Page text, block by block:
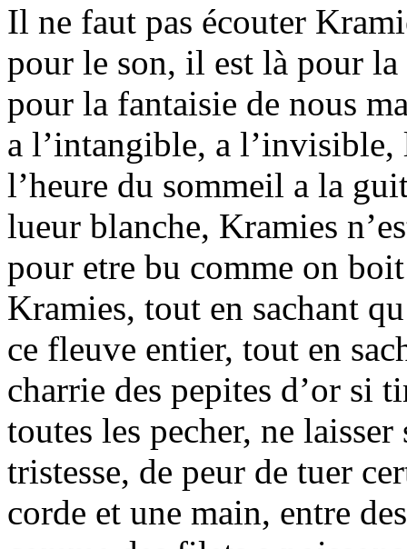
Il ne faut pas écouter
pour le son, il est là pour
pour la fantaisie de nous
a l’intangible, a
l’heure du sommeil a la
lueur blanche, Kramies
pour etre bu comme on
Kramies, tout en sachant
ce fleuve entier, tout en
charrie des pepites d’or si
toutes les pecher, ne laisser
tristesse, de peur de tuer
corde et une main, entre